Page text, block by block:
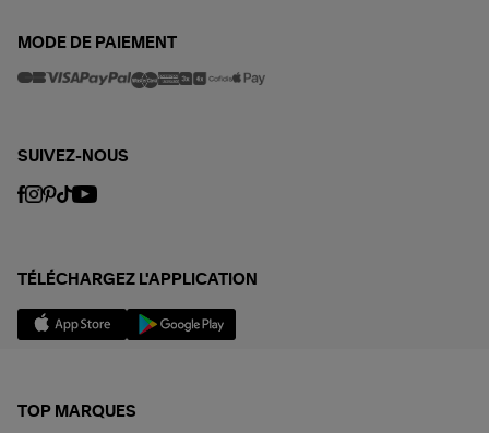
MODE DE PAIEMENT
SUIVEZ-NOUS
TÉLÉCHARGEZ L'APPLICATION
TOP MARQUES